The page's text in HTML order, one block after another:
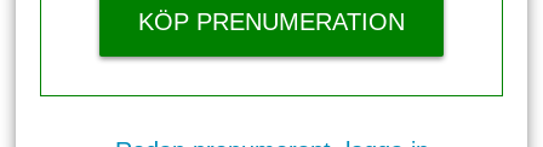
KÖP PRENUMERATION